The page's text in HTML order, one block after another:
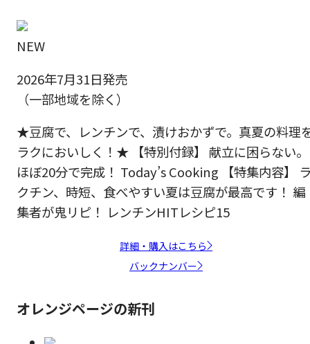
NEW
2026年7月31日発売
（一部地域を除く）
★豆腐で、レンチンで、漬けおかずで。真夏の料理
ラクにおいしく！★ 【特別付録】 献立に困らない。
ほぼ20分で完成！ Today’s Cooking 【特集内容】
クチン、時短、食べやすい夏は豆腐が最高です！ 編
集者が鬼リピ！ レンチンHITレシピ15
詳細・購入はこちら
バックナンバー
オレンジページの新刊